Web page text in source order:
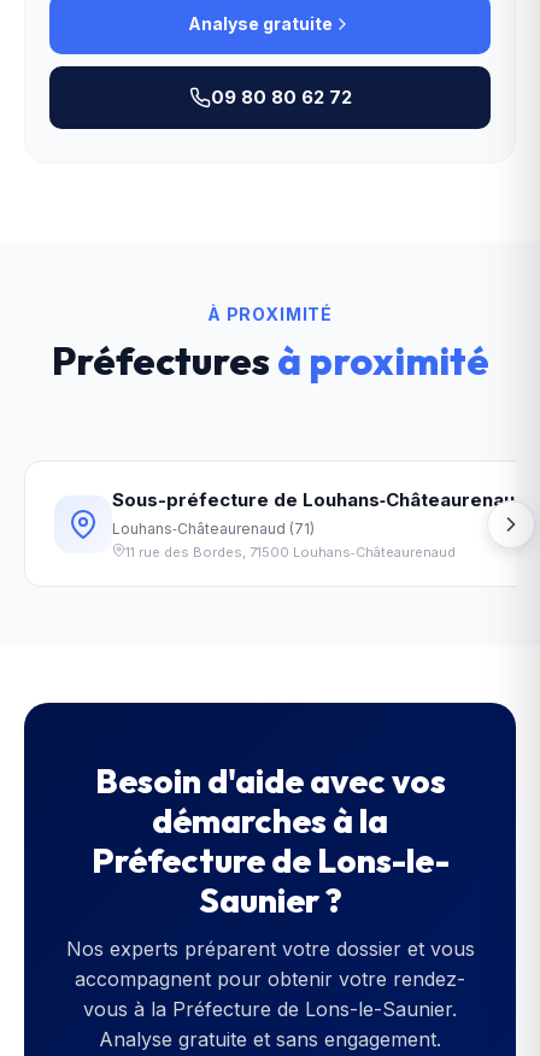
Analyse gratuite
09 80 80 62 72
À PROXIMITÉ
Préfecturesà proximité
Sous-préfecture de Louhans‑Châteaurenaud
Louhans‑Châteaurenaud (71)
11 rue des Bordes, 71500 Louhans‑Châteaurenaud
Besoin d'aide avec vos
démarches à la
Préfecture de Lons-le-
Saunier?
Nos experts préparent votre dossier et vous
accompagnent pour obtenir votre rendez-
vous à la Préfecture de Lons-le-Saunier.
Analyse gratuite et sans engagement.